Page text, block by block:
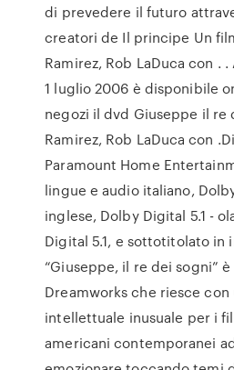
di prevedere il futuro
creatori de Il principe Un
Ramirez, Rob LaDuca con .
1 luglio 2006 è disponibile
negozi il dvd Giuseppe il re
Ramirez, Rob LaDuca con
Paramount Home
lingue e audio italiano,
inglese, Dolby Digital 5.1 -
Digital 5.1, e sottotitolato in
“Giuseppe, il re dei sogni”
Dreamworks che riesce con
intellettuale inusuale per i
americani contemporanei